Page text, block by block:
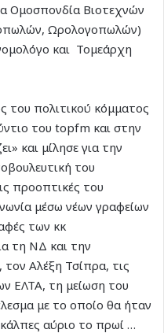
Ομοσπονδία Βιοτεχνών
Ωρολογοπωλών)
και Τομεάρχη
πολιτικού κόμματος
του topfm και στην
και μίλησε για την
του
προοπτικές του
μέσω νέων γραφείων
των κκ
τη ΝΔ και την
Αλέξη Τσίπρα, τις
ΕΛΤΑ, τη μείωση του
με το οποίο θα ήταν
αύριο το πρωί …